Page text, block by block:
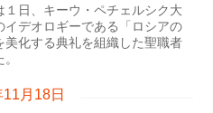
日、キーウ・ペチェルシク大
デオロギーである「ロシアの
化する典礼を組織した聖職者
月18日